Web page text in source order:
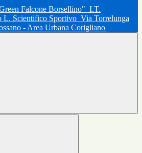
Falcone Borsellino" I.T.
L. Scientifico Sportivo Via Torrelunga
- Area Urbana Corigliano